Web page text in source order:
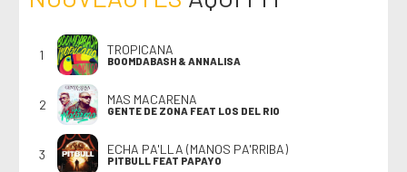
1 TROPICANA
BOOMDABASH & ANNALISA
2 MAS MACARENA
GENTE DE ZONA FEAT LOS DEL RIO
3 ECHA PA'LLA (MANOS PA'RRIBA)
PITBULL FEAT PAPAYO